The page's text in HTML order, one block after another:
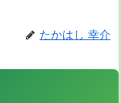
たかはし 幸介